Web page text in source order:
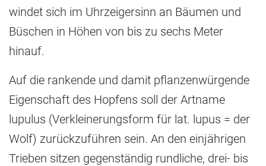
windet sich im Uhrzeigersinn an Bäumen und
Büschen in Höhen von bis zu sechs Meter
hinauf.
Auf die rankende und damit pflanzenwürgende
Eigenschaft des Hopfens soll der Artname
lupulus (Verkleinerungsform für lat. lupus = der
Wolf) zurückzuführen sein. An den einjährigen
Trieben sitzen gegenständig rundliche, drei- bis